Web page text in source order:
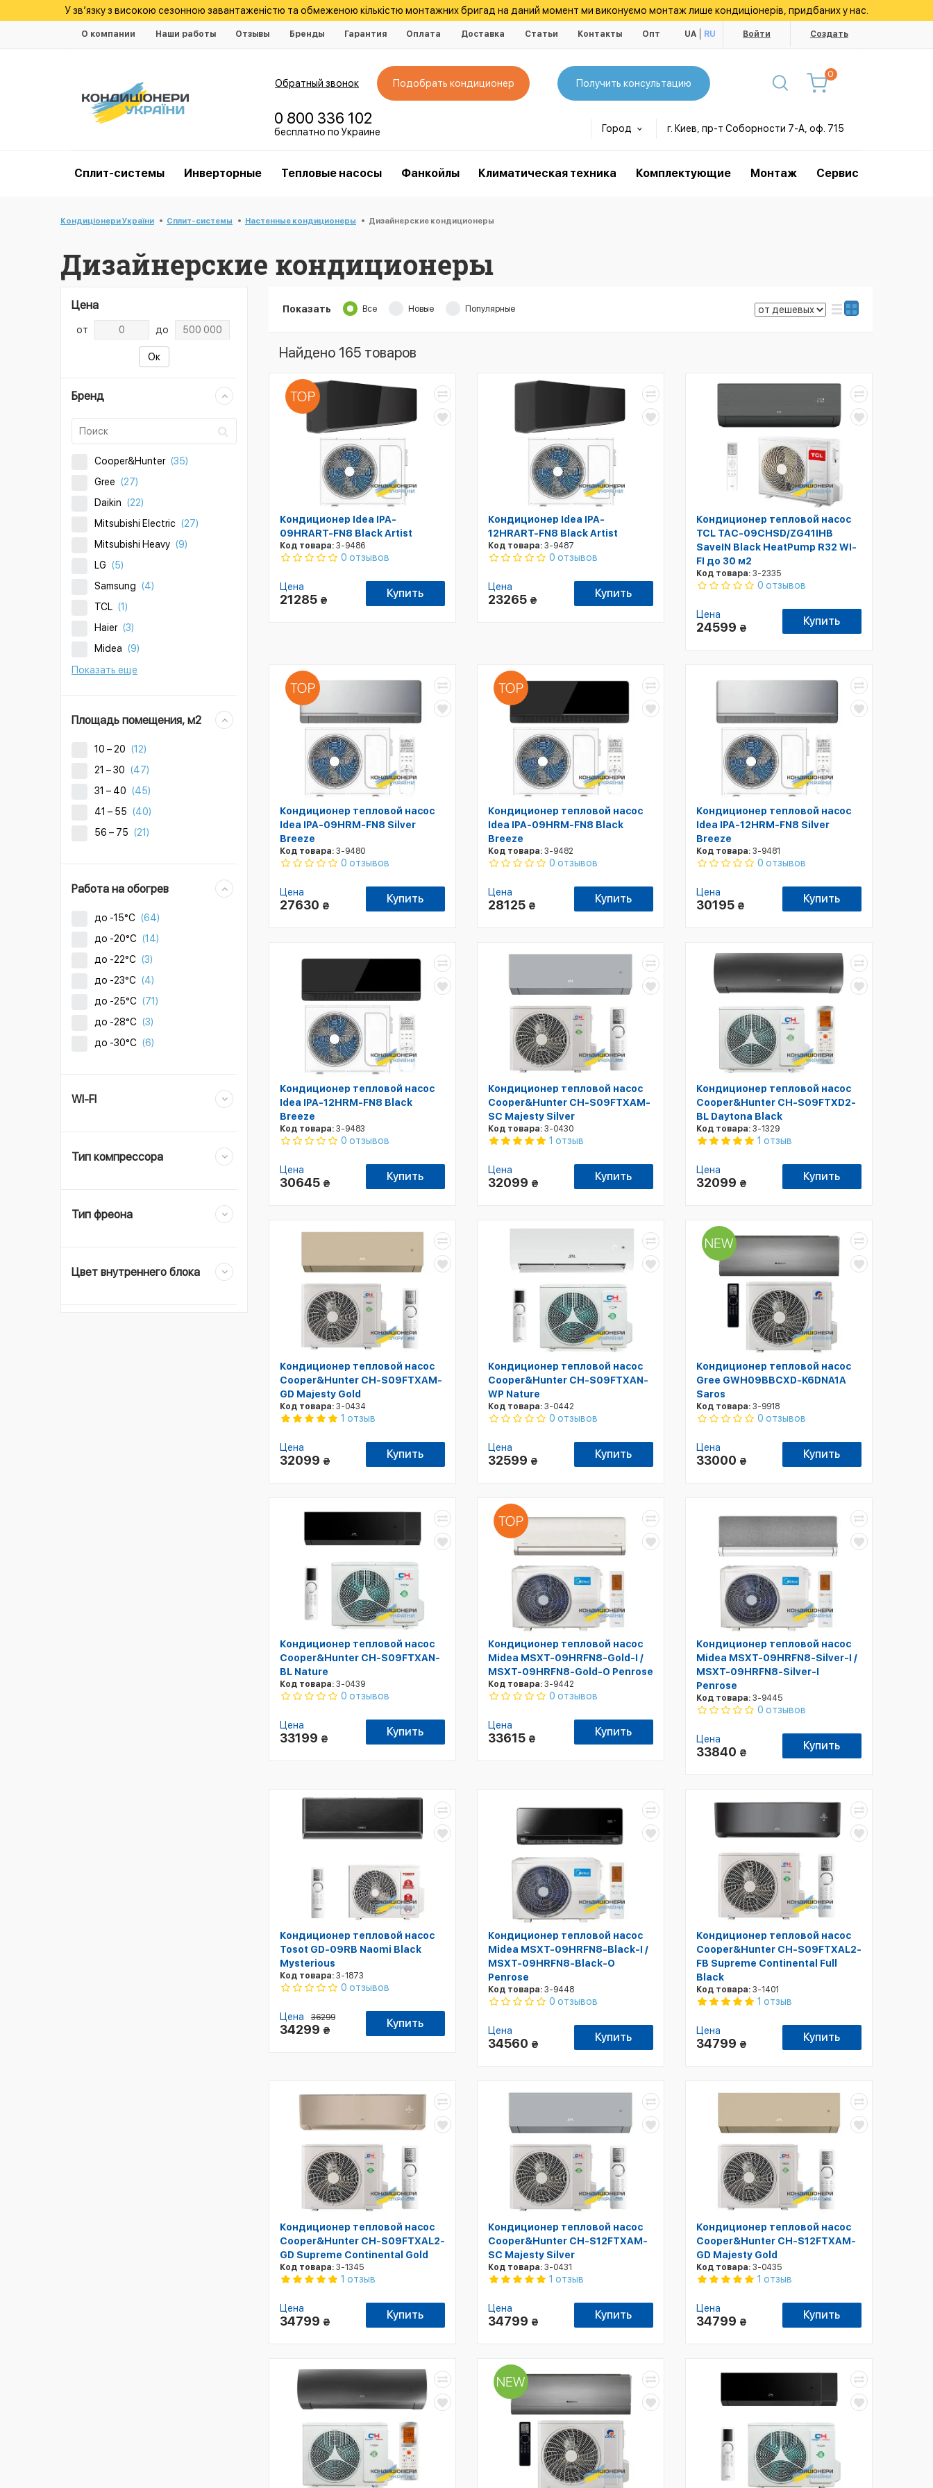
У зв’язку з високою сезонною завантаженістю та обмеженою кількістю монтажних бригад на даний момент ми виконуємо монтаж лише кондиціонерів, придбаних у нас.
О компании Наши работы Отзывы Бренды Гарантия Оплата Доставка Статьи Контакты Опт UA RU Войти Создать
Обратный звонок Подобрать кондиционер Получить консультацию
0
0 800 336 102
бесплатно по Украине Город г. Киев, пр-т Соборности 7-А, оф. 715
Cплит-системы Инверторные Тепловые насосы Фанкойлы Климатическая техника Комплектующие Монтаж Сервис
Кондиціонери України Cплит-системы Настенные кондиционеры Дизайнерские кондиционеры
Дизайнерские кондиционеры
Цена
от до
Ок
Бренд
Cooper&Hunter (35)
Gree (27)
Daikin (22)
Mitsubishi Electric (27)
Mitsubishi Heavy (9)
LG (5)
Samsung (4)
TCL (1)
Haier (3)
Midea (9)
Показать еще
Площадь помещения, м2
10 – 20 (12)
21 – 30 (47)
31 – 40 (45)
41 – 55 (40)
56 – 75 (21)
Работа на обогрев
до -15°C (64)
до -20°C (14)
до -22°C (3)
до -23°C (4)
до -25°C (71)
до -28°C (3)
до -30°C (6)
WI-FI
Тип компрессора
Тип фреона
Цвет внутреннего блока
Показать Все Новые Популярные
Найдено 165 товаров
Кондиционер Idea IPA-
09HRART-FN8 Black Artist
Код товара: 3-9486
0 отзывов
Цена
21285 ₴
Купить
Кондиционер Idea IPA-
12HRART-FN8 Black Artist
Код товара:3-9487
0 отзывов
Цена
23265 ₴
Купить
Кондиционер тепловой насос
TCL TAC-09CHSD/ZG41IHB
SaveIN Black HeatPump R32 WI-
FI до 30 м2
Код товара:3-2335
0 отзывов
Цена
24599 ₴
Купить
Кондиционер тепловой насос
Idea IPA-09HRM-FN8 Silver
Breeze
Код товара: 3-9480
0 отзывов
Цена
27630 ₴
Купить
Кондиционер тепловой насос
Idea IPA-09HRM-FN8 Black
Breeze
Код товара:3-9482
0 отзывов
Цена
28125 ₴
Купить
Кондиционер тепловой насос
Idea IPA-12HRM-FN8 Silver
Breeze
Код товара:3-9481
0 отзывов
Цена
30195 ₴
Купить
Кондиционер тепловой насос
Idea IPA-12HRM-FN8 Black
Breeze
Код товара: 3-9483
0 отзывов
Цена
30645 ₴
Купить
Кондиционер тепловой насос
Cooper&Hunter CH-S09FTXAM-
SC Majesty Silver
Код товара:3-0430
1 отзыв
Цена
32099 ₴
Купить
Кондиционер тепловой насос
Cooper&Hunter CH-S09FTXD2-
BL Daytona Black
Код товара:3-1329
1 отзыв
Цена
32099 ₴
Купить
Кондиционер тепловой насос
Cooper&Hunter CH-S09FTXAM-
GD Majesty Gold
Код товара: 3-0434
1 отзыв
Цена
32099 ₴
Купить
Кондиционер тепловой насос
Cooper&Hunter CH-S09FTXAN-
WP Nature
Код товара:3-0442
0 отзывов
Цена
32599 ₴
Купить
Кондиционер тепловой насос
Gree GWH09BBCXD-K6DNA1A
Saros
Код товара:3-9918
0 отзывов
Цена
33000 ₴
Купить
Кондиционер тепловой насос
Cooper&Hunter CH-S09FTXAN-
BL Nature
Код товара: 3-0439
0 отзывов
Цена
33199 ₴
Купить
Кондиционер тепловой насос
Midea MSXT-09HRFN8-Gold-I /
MSXT-09HRFN8-Gold-O Penrose
Код товара:3-9442
0 отзывов
Цена
33615 ₴
Купить
Кондиционер тепловой насос
Midea MSXT-09HRFN8-Silver-I /
MSXT-09HRFN8-Silver-I
Penrose
Код товара:3-9445
0 отзывов
Цена
33840 ₴
Купить
Кондиционер тепловой насос
Tosot GD-09RB Naomi Black
Mysterious
Код товара: 3-1873
0 отзывов
Цена 36299
34299 ₴
Купить
Кондиционер тепловой насос
Midea MSXT-09HRFN8-Black-I /
MSXT-09HRFN8-Black-O
Penrose
Код товара:3-9448
0 отзывов
Цена
34560 ₴
Купить
Кондиционер тепловой насос
Cooper&Hunter CH-S09FTXAL2-
FB Supreme Continental Full
Black
Код товара:3-1401
1 отзыв
Цена
34799 ₴
Купить
Кондиционер тепловой насос
Cooper&Hunter CH-S09FTXAL2-
GD Supreme Continental Gold
Код товара: 3-1345
1 отзыв
Цена
34799 ₴
Купить
Кондиционер тепловой насос
Cooper&Hunter CH-S12FTXAM-
SC Majesty Silver
Код товара:3-0431
1 отзыв
Цена
34799 ₴
Купить
Кондиционер тепловой насос
Cooper&Hunter CH-S12FTXAM-
GD Majesty Gold
Код товара:3-0435
1 отзыв
Цена
34799 ₴
Купить